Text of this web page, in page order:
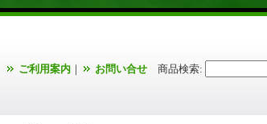
ご利用案内 ｜ お問い合せ 商品検索: